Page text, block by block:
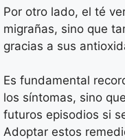
Por otro lado, el té
migrañas, sino que
gracias a sus
Es fundamental
los síntomas, sino
futuros episodios si
Adoptar estos